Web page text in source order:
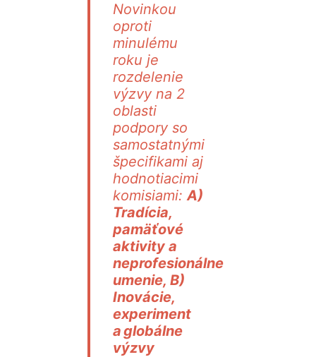
Novinkou
oproti
minulému
roku je
rozdelenie
výzvy na 2
oblasti
podpory so
samostatnými
špecifikami aj
hodnotiacimi
komisiami:A)
Tradícia,
pamäťové
aktivity a
neprofesionálne
umenie, B)
Inovácie,
experiment
a globálne
výzvy